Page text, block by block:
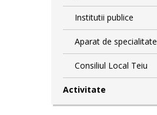
Institutii publice
Aparat de specialitate
Consiliul Local Teiu
Activitate